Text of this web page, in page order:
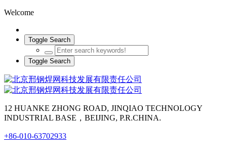
Welcome
Toggle Search
Toggle Search
12 HUANKE ZHONG ROAD, JINQIAO TECHNOLOGY
INDUSTRIAL BASE，BEIJING, P.R.CHINA.
+86-010-63702933